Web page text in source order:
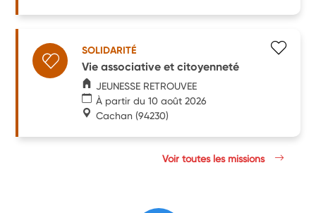
SOLIDARITÉ
Vie associative et citoyenneté
JEUNESSE RETROUVEE
À partir du 10 août 2026
Cachan (94230)
Voir toutes les missions